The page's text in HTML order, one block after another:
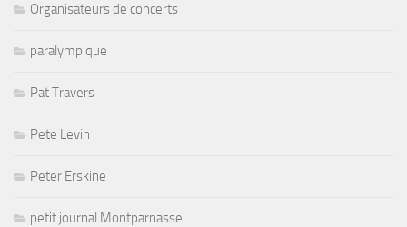
Organisateurs de concerts
paralympique
Pat Travers
Pete Levin
Peter Erskine
petit journal Montparnasse